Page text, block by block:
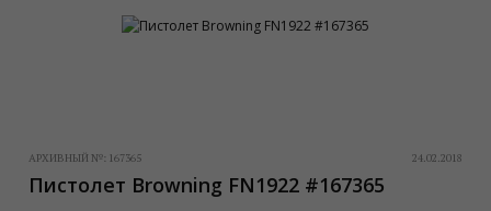
АРХИВНЫЙ №: 167365 24.02.2018
Пистолет Browning FN1922 #167365